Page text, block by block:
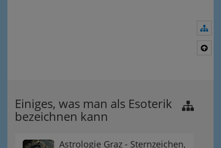
Einiges, was man als Esoterik
bezeichnen kann
Astrologie Graz - Sternzeichen,